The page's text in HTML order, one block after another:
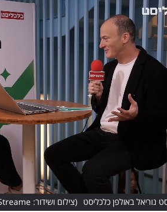
נוריאל באולפן כלכליסט (צילום ושידור: Streame)